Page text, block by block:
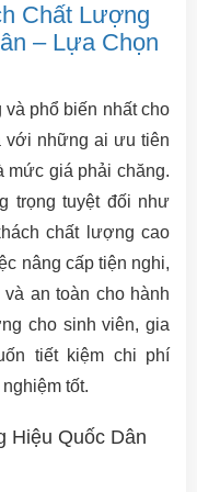
Chất Lượng
– Lựa Chọn
phổ biến nhất cho
với những ai ưu tiên
mức giá phải chăng.
trọng tuyệt đối như
chất lượng cao
nâng cấp tiện nghi,
an toàn cho hành
cho sinh viên, gia
tiết kiệm chi phí
tốt.
Hiệu Quốc Dân